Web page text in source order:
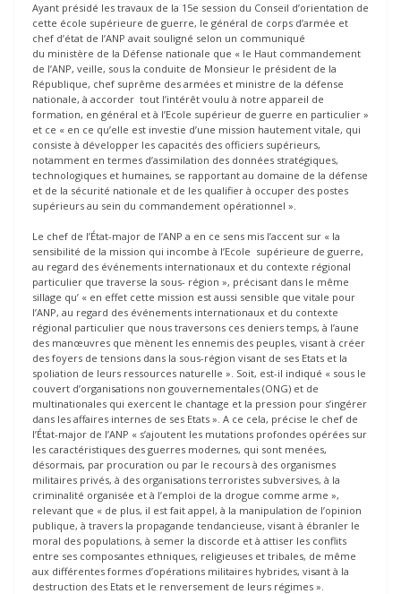
Ayant présidé les travaux de la 15e session du Conseil d’orientation de
cette école supérieure de guerre, le général de corps d’armée et
chef d’état de l’ANP avait souligné selon un communiqué
du ministère de la Défense nationale que « le Haut commandement
de l’ANP, veille, sous la conduite de Monsieur le président de la
République, chef suprême des armées et ministre de la défense
nationale, à accorder tout l’intérêt voulu à notre appareil de
formation, en général et à l’Ecole supérieur de guerre en particulier »
et ce « en ce qu’elle est investie d’une mission hautement vitale, qui
consiste à développer les capacités des officiers supérieurs,
notamment en termes d’assimilation des données stratégiques,
technologiques et humaines, se rapportant au domaine de la défense
et de la sécurité nationale et de les qualifier à occuper des postes
supérieurs au sein du commandement opérationnel ».
Le chef de l’État-major de l’ANP a en ce sens mis l’accent sur « la
sensibilité de la mission qui incombe à l’Ecole supérieure de guerre,
au regard des événements internationaux et du contexte régional
particulier que traverse la sous- région », précisant dans le même
sillage qu’ « en effet cette mission est aussi sensible que vitale pour
l’ANP, au regard des événements internationaux et du contexte
régional particulier que nous traversons ces deniers temps, à l’aune
des manœuvres que mènent les ennemis des peuples, visant à créer
des foyers de tensions dans la sous-région visant de ses Etats et la
spoliation de leurs ressources naturelle ». Soit, est-il indiqué « sous le
couvert d’organisations non gouvernementales (ONG) et de
multinationales qui exercent le chantage et la pression pour s’ingérer
dans les affaires internes de ses Etats ». A ce cela, précise le chef de
l’État-major de l’ANP « s’ajoutent les mutations profondes opérées sur
les caractéristiques des guerres modernes, qui sont menées,
désormais, par procuration ou par le recours à des organismes
militaires privés, à des organisations terroristes subversives, à la
criminalité organisée et à l’emploi de la drogue comme arme »,
relevant que « de plus, il est fait appel, à la manipulation de l’opinion
publique, à travers la propagande tendancieuse, visant à ébranler le
moral des populations, à semer la discorde et à attiser les conflits
entre ses composantes ethniques, religieuses et tribales, de même
aux différentes formes d’opérations militaires hybrides, visant à la
destruction des Etats et le renversement de leurs régimes ».